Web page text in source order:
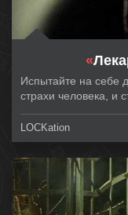
«
Испытайте на себе
страхи человека, и
LOCKation